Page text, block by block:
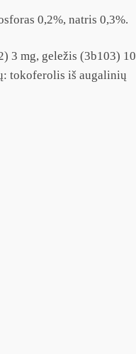
0,2%, natris 0,3%.
3 mg, geležis (3b103) 10
tokoferolis iš augalinių